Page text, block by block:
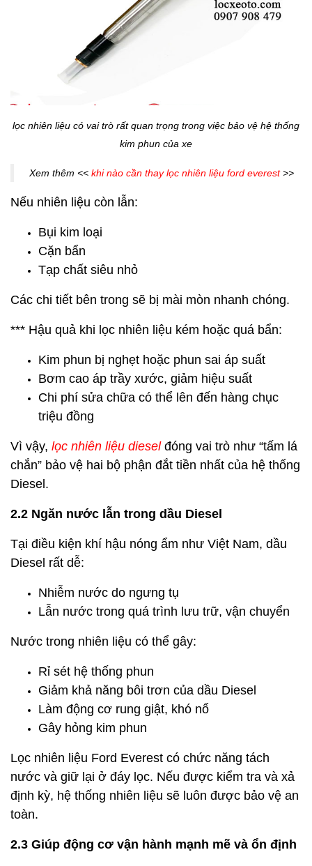
lọc nhiên liệu có vai trò rất quan trọng trong việc bảo vệ hệ thống
kim phun của xe
Xem thêm << khi nào cần thay lọc nhiên liệu ford everest>>
Nếu nhiên liệu còn lẫn:
Bụi kim loại
Cặn bẩn
Tạp chất siêu nhỏ
Các chi tiết bên trong sẽ bị mài mòn nhanh chóng.
*** Hậu quả khi lọc nhiên liệu kém hoặc quá bẩn:
Kim phun bị nghẹt hoặc phun sai áp suất
Bơm cao áp trầy xước, giảm hiệu suất
Chi phí sửa chữa có thể lên đến hàng chục
triệu đồng
Vì vậy, lọc nhiên liệu diesel đóng vai trò như “tấm lá
chắn” bảo vệ hai bộ phận đắt tiền nhất của hệ thống
Diesel.
2.2 Ngăn nước lẫn trong dầu Diesel
Tại điều kiện khí hậu nóng ẩm như Việt Nam, dầu
Diesel rất dễ:
Nhiễm nước do ngưng tụ
Lẫn nước trong quá trình lưu trữ, vận chuyển
Nước trong nhiên liệu có thể gây:
Rỉ sét hệ thống phun
Giảm khả năng bôi trơn của dầu Diesel
Làm động cơ rung giật, khó nổ
Gây hỏng kim phun
Lọc nhiên liệu Ford Everest có chức năng tách
nước và giữ lại ở đáy lọc. Nếu được kiểm tra và xả
định kỳ, hệ thống nhiên liệu sẽ luôn được bảo vệ an
toàn.
2.3 Giúp động cơ vận hành mạnh mẽ và ổn định